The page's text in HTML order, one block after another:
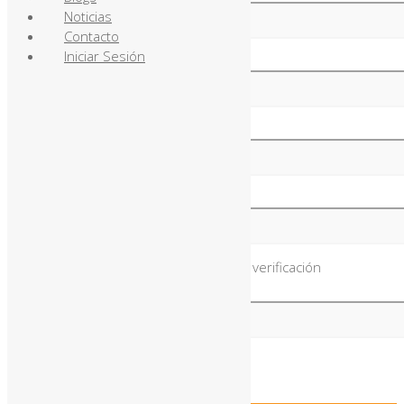
Empresa
Introduce el siguiente código de verificación
Noticias
Contacto
Iniciar Sesión